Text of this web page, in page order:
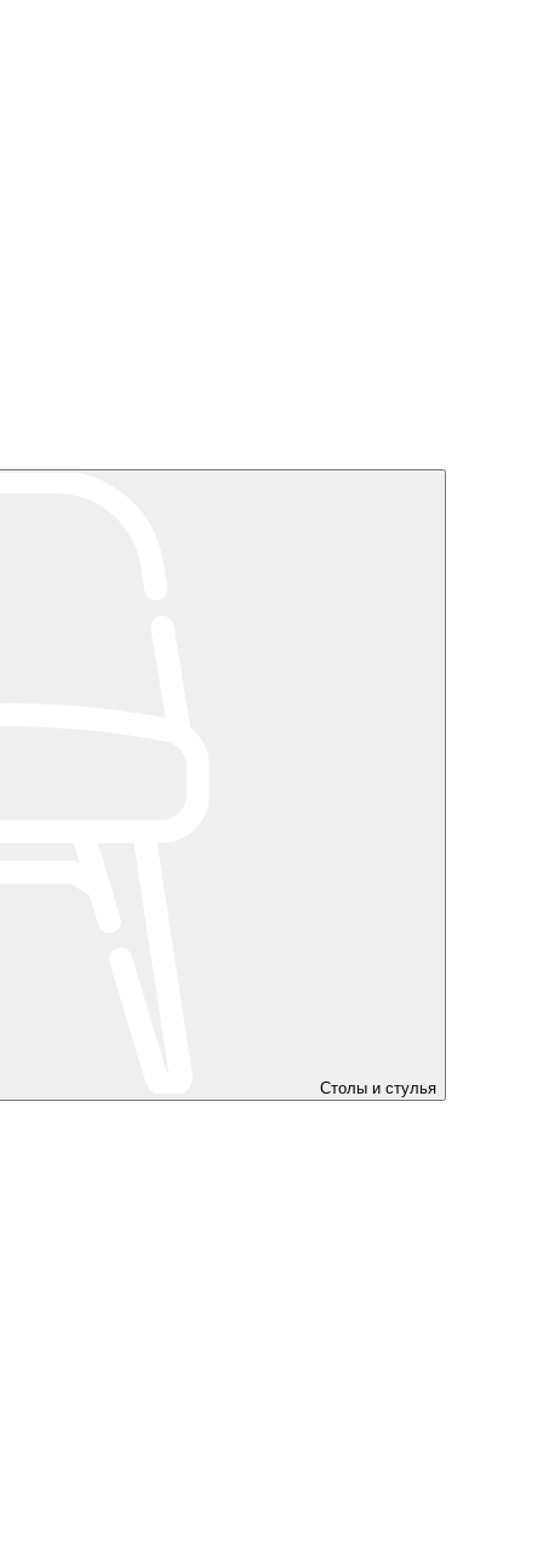
Столы и стулья